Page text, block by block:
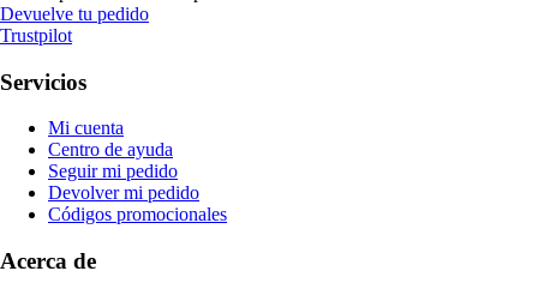
Devuelve tu pedido
Trustpilot
Servicios
Mi cuenta
Centro de ayuda
Seguir mi pedido
Devolver mi pedido
Códigos promocionales
Acerca de